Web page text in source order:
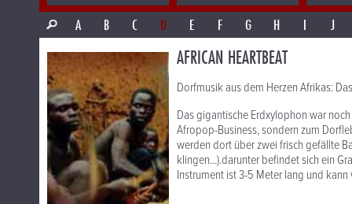
A
B C D E F G H I J
AFRICAN HEARTBEAT
Dorfmusik aus dem Herzen Afrikas:
Das gigantische Erdxylophon war
Afropop-Business, sondern zum
werden dort über zwei frisch gefällte
klingen...).darunter befindet sich ein
Instrument ist 3-5 Meter lang und